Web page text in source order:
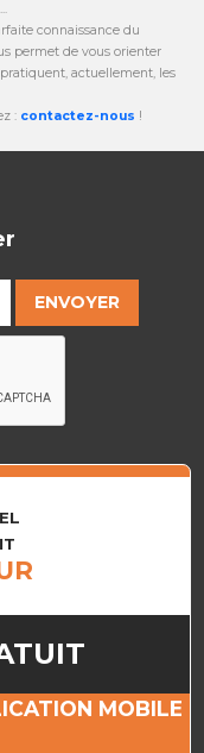
...
connaissance du
permet de vous orienter
actuellement, les
: contactez-nous !
MOBILE